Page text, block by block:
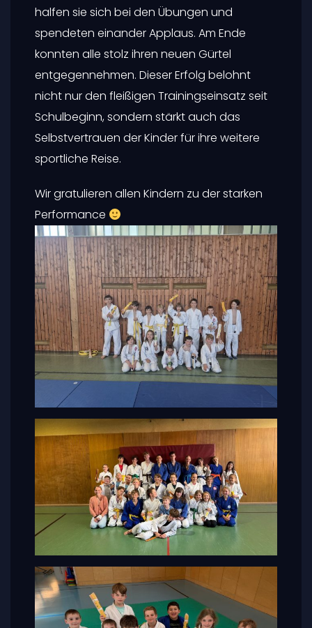
halfen sie sich bei den Übungen und
spendeten einander Applaus. Am Ende
konnten alle stolz ihren neuen Gürtel
entgegennehmen. Dieser Erfolg belohnt
nicht nur den fleißigen Trainingseinsatz seit
Schulbeginn, sondern stärkt auch das
Selbstvertrauen der Kinder für ihre weitere
sportliche Reise.
Wir gratulieren allen Kindern zu der starken
Performance